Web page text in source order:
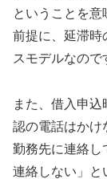
ということを
前提に、延滞時
スモデルなので
また、借入申
認の電話はかけ
勤務先に連絡し
連絡しない」と